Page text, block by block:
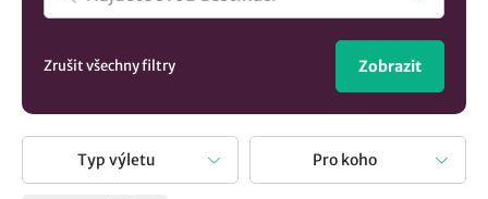
Zrušit všechny filtry Zobrazit
Typ výletu Pro koho